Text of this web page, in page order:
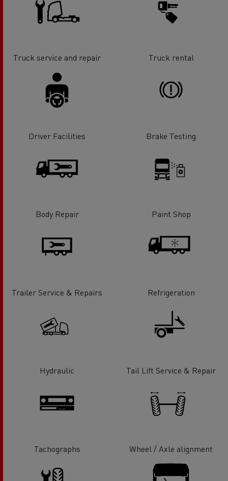
Truck service and repair Truck rental
Driver Facilities Brake Testing
Body Repair Paint Shop
Trailer Service & Repairs Refrigeration
Hydraulic Tail Lift Service & Repair
Tachographs Wheel / Axle alignment